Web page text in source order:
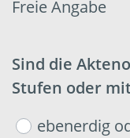
Freie Angabe
Sind die
Stufen oder
ebenerdig